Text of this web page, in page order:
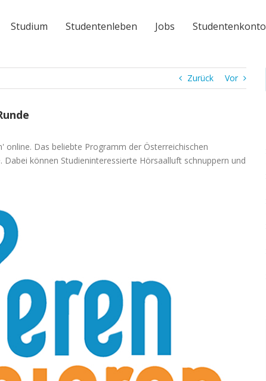
Studium Studentenleben Jobs Studentenkonto
Zurück Vor
online. Das beliebte Programm der Österreichischen
können Studieninteressierte Hörsaalluft schnuppern und